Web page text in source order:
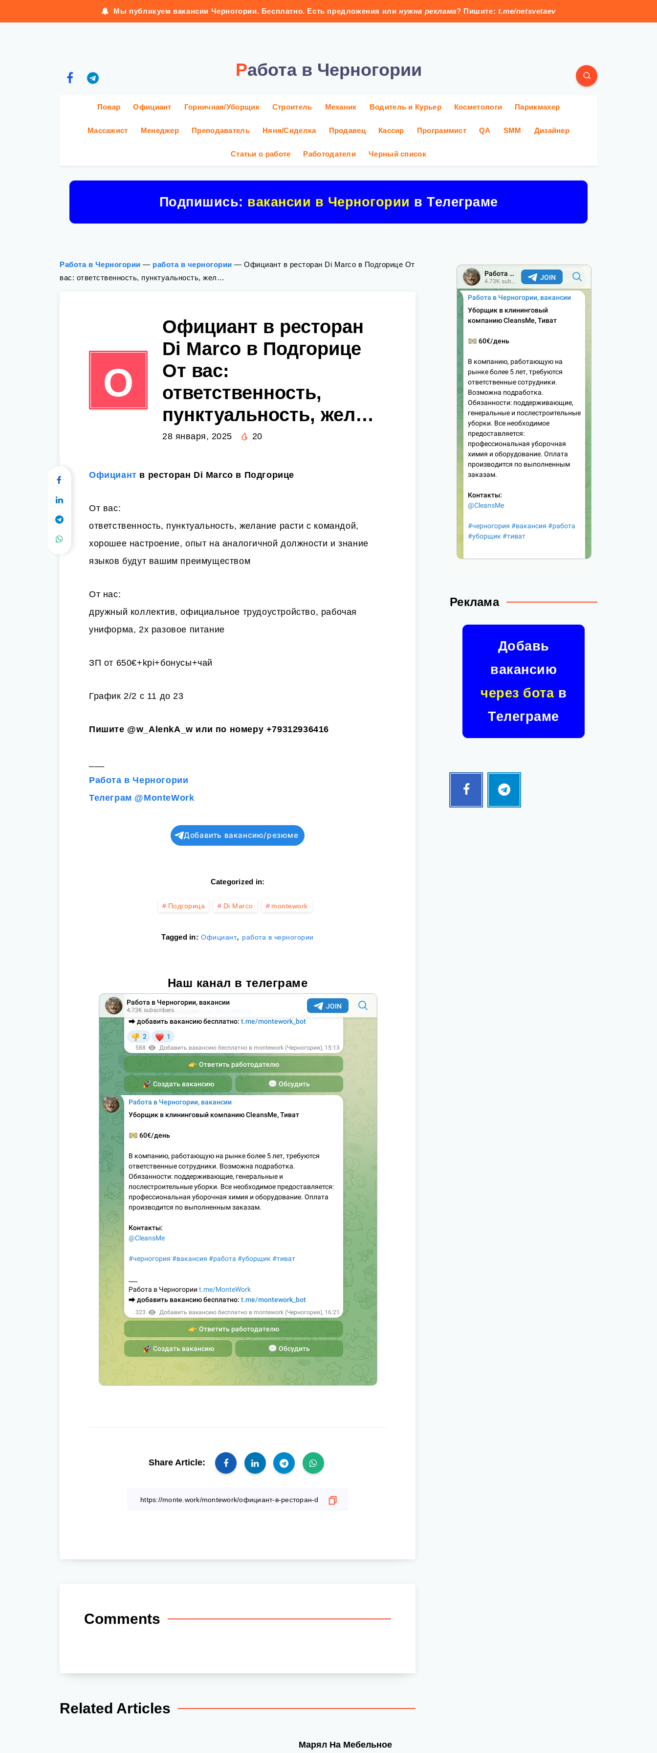
Мы публикуем вакансии Черногории. Бесплатно. Есть предложения или нужна реклама? Пишите: t.me/netsvetaev
Работа в Черногории
Повар Официант Горничная/Уборщик Строитель Механик Водитель и Курьер Косметологи Парикмахер
Массажист Менеджер Преподаватель Няня/Сиделка Продавец Кассир Программист QA SMM Дизайнер
Статьи о работе Работодатели Черный список
Подпишись: вакансии в Черногории в Телеграме
Работа в Черногории — работа в черногории — Официант в ресторан Di Marco в Подгорице От
вас: ответственность, пунктуальность, жел…
О
Официант в ресторан
Di Marco в Подгорице
От вас:
ответственность,
пунктуальность, жел…
28 января, 2025 20
Официант в ресторан Di Marco в Подгорице
От вас:
ответственность, пунктуальность, желание расти с командой,
хорошее настроение, опыт на аналогичной должности и знание
языков будут вашим преимуществом
От нас:
дружный коллектив, официальное трудоустройство, рабочая
униформа, 2х разовое питание
ЗП от 650€+kpi+бонусы+чай
График 2/2 с 11 до 23
Пишите @w_AlenkA_w или по номеру +79312936416
Работа в Черногории
Телеграм @MonteWork
Добавить вакансию/резюме
Categorized in:
Подгорица Di Marco montework
Tagged in: Официант, работа в черногории
Наш канал в телеграме
Share Article:
Comments
Related Articles
Марял На Мебельное
Реклама
Добавь
вакансию
через ботав
Телеграме
Facebook
Follow
Telegram
Follow